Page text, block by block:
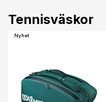
Tennisväskor
Nyhet